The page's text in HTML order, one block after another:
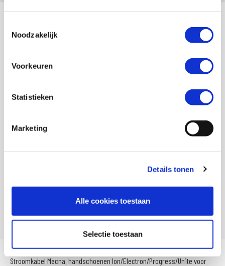
Noodzakelijk
Voorkeuren
Statistieken
Marketing
Details tonen
Alle cookies toestaan
Selectie toestaan
Aanvullende informatie
Merk
EAN
Ion/Electron/Progress/Unite voor BMW
Artikelnummer
165 8066 101
Offline Sales
Nee
Stroomkabel Macna, handschoenen Ion/Electron/Progress/Unite voor